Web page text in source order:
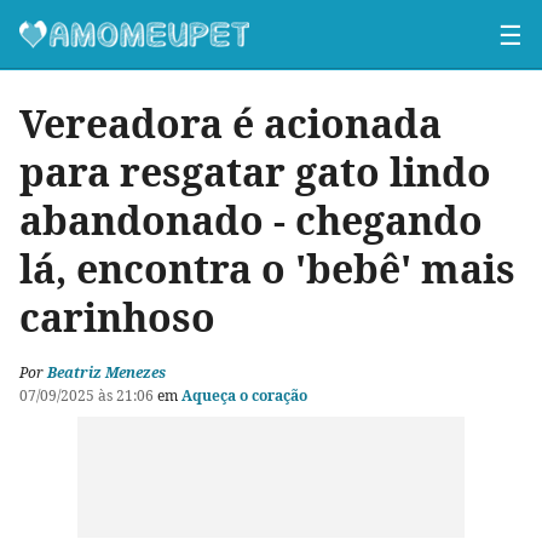
☰
Vereadora é acionada
para resgatar gato lindo
abandonado - chegando
lá, encontra o 'bebê' mais
carinhoso
PorBeatriz Menezes
07/09/2025 às 21:06 emAqueça o coração